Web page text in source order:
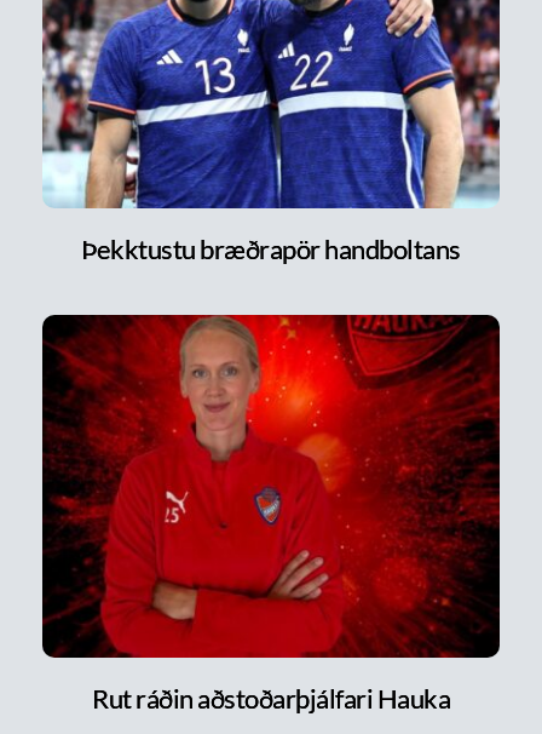
Þekktustu bræðrapör handboltans
Rut ráðin aðstoðarþjálfari Hauka